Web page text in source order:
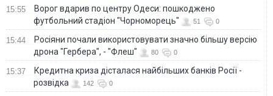
15:55
Ворог вдарив по центру Одеси: пошкоджено
футбольний стадіон "Чорноморець"
51 0
15:44
Росіяни почали використовувати значно більшу версію
дрона "Гербера", - "Флеш"
80 0
15:37
Кредитна криза дісталася найбільших банків Росії -
розвідка
142 0